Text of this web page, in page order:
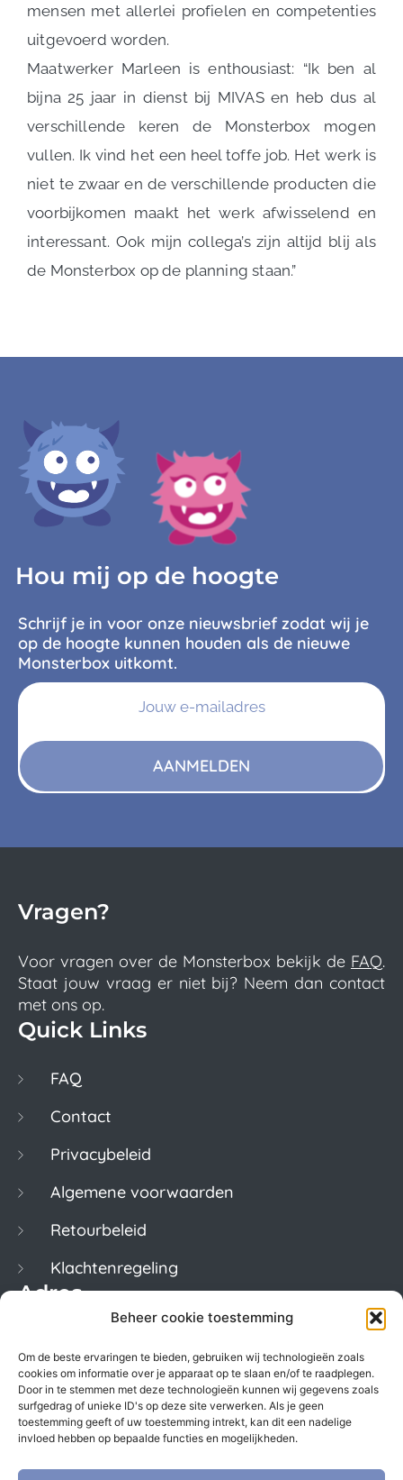
Beheer cookie toestemming
Om de beste ervaringen te bieden, gebruiken wij technologieën zoals
cookies om informatie over je apparaat op te slaan en/of te raadplegen.
Door in te stemmen met deze technologieën kunnen wij gegevens zoals
surfgedrag of unieke ID's op deze site verwerken. Als je geen
toestemming geeft of uw toestemming intrekt, kan dit een nadelige
invloed hebben op bepaalde functies en mogelijkheden.
mensen met allerlei profielen en competenties
uitgevoerd worden.
Maatwerker Marleen is enthousiast: “Ik ben al
bijna 25 jaar in dienst bij MIVAS en heb dus al
verschillende keren de Monsterbox mogen
vullen. Ik vind het een heel toffe job. Het werk is
niet te zwaar en de verschillende producten die
voorbijkomen maakt het werk afwisselend en
interessant. Ook mijn collega’s zijn altijd blij als
de Monsterbox op de planning staan.”
Hou mij op de hoogte
Schrijf je in voor onze nieuwsbrief zodat wij je
op de hoogte kunnen houden als de nieuwe
Monsterbox uitkomt.
AANMELDEN
Vragen?
Voor vragen over de Monsterbox bekijk de FAQ.
Staat jouw vraag er niet bij? Neem dan contact
met ons op.
Quick Links
FAQ
Contact
Privacybeleid
Algemene voorwaarden
Retourbeleid
Klachtenregeling
Adres
1017ER Amsterdam
Kvk. 50922246
BTW. NL822996029B01